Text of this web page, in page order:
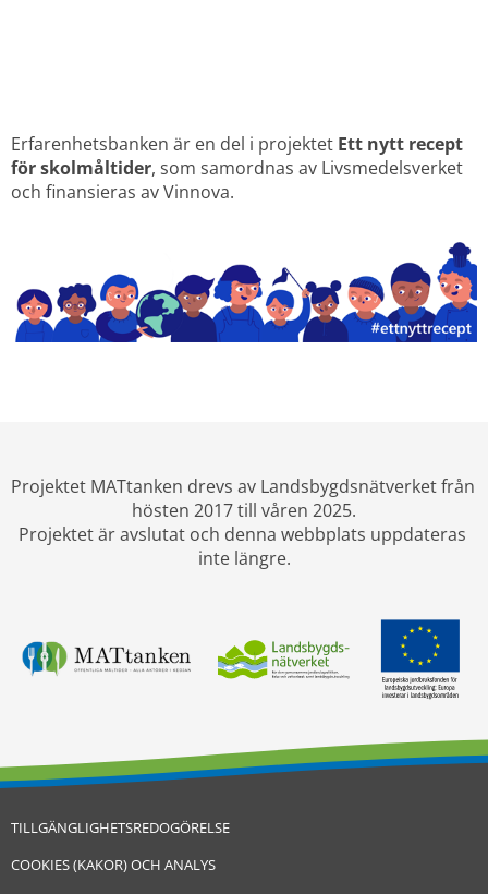
Erfarenhetsbanken är en del i projektet Ett nytt recept
för skolmåltider, som samordnas av Livsmedelsverket
och finansieras av Vinnova.
Projektet MATtanken drevs av Landsbygdsnätverket från
hösten 2017 till våren 2025.
Projektet är avslutat och denna webbplats uppdateras
inte längre.
TILLGÄNGLIGHETSREDOGÖRELSE
COOKIES (KAKOR) OCH ANALYS